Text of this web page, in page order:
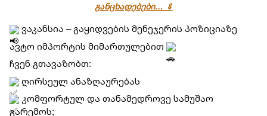
განცხადებები… ⇓
ვაკანსია – გაყიდვების მენეჯერის პოზიციაზე
ავტო იმპორტის მიმართულებით
ჩვენ გთავაზობთ:
ღირსეულ ანაზღაურებას
კომფორტულ და თანამედროვე სამუშაო
გარემოს;